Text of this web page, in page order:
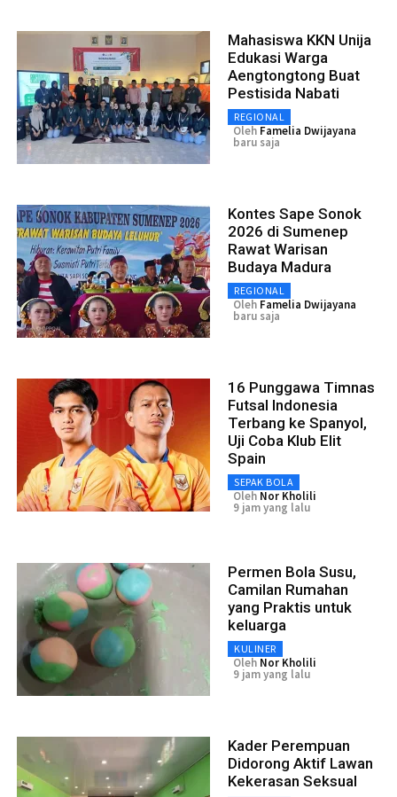
Mahasiswa KKN Unija
Edukasi Warga
Aengtongtong Buat
Pestisida Nabati
REGIONAL
Oleh Famelia Dwijayana
baru saja
Kontes Sape Sonok
2026 di Sumenep
Rawat Warisan
Budaya Madura
REGIONAL
Oleh Famelia Dwijayana
baru saja
16 Punggawa Timnas
Futsal Indonesia
Terbang ke Spanyol,
Uji Coba Klub Elit
Spain
SEPAK BOLA
Oleh Nor Kholili
9 jam yang lalu
Permen Bola Susu,
Camilan Rumahan
yang Praktis untuk
keluarga
KULINER
Oleh Nor Kholili
9 jam yang lalu
Kader Perempuan
Didorong Aktif Lawan
Kekerasan Seksual